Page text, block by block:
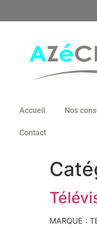
Accueil Nos
Contact
MARQUE :